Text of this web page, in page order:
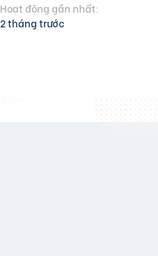
Hoạt động gần nhất:
2 tháng trước